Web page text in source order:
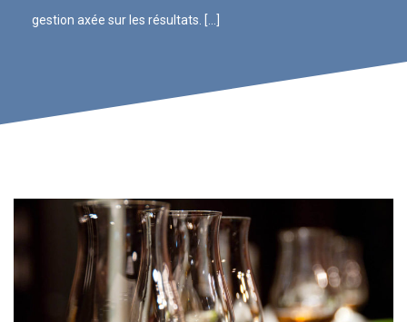
gestion axée sur les résultats. […]